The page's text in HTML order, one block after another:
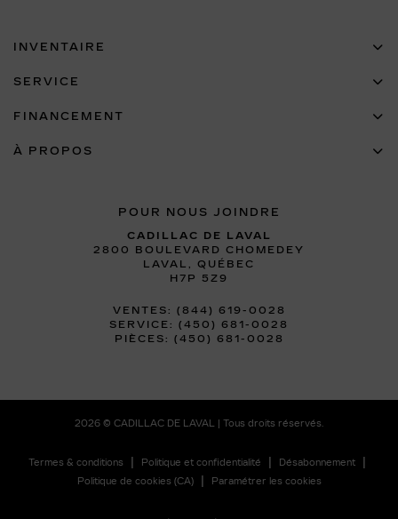
POUR NOUS JOINDRE
CADILLAC DE LAVAL
2800 BOULEVARD CHOMEDEY
LAVAL , QUÉBEC
H7P 5Z9
VENTES: (844) 619-0028
SERVICE: (450) 681-0028
PIÈCES: (450) 681-0028
INVENTAIRE
SERVICE
FINANCEMENT
À PROPOS
2026 © CADILLAC DE LAVAL | Tous droits réservés.
Termes & conditions | Politique et confidentialité | Désabonnement |
Politique de cookies (CA)| Paramétrer les cookies